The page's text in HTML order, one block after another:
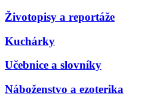
Životopisy a reportáže
Kuchárky
Učebnice a slovníky
Náboženstvo a ezoterika